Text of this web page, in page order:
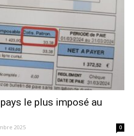
sans-
voix
le plus imposé au
2025 0